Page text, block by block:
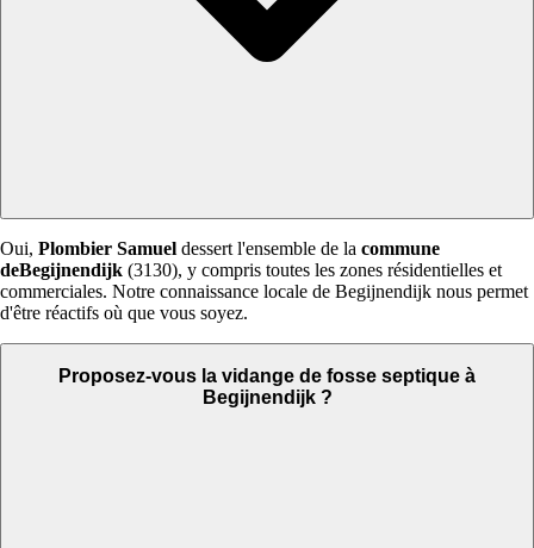
Oui, Plombier Samuel dessert l'ensemble de la commune
deBegijnendijk (3130), y compris toutes les zones résidentielles et
commerciales. Notre connaissance locale de Begijnendijk nous permet
d'être réactifs où que vous soyez.
Proposez-vous la vidange de fosse septique à
Begijnendijk ?